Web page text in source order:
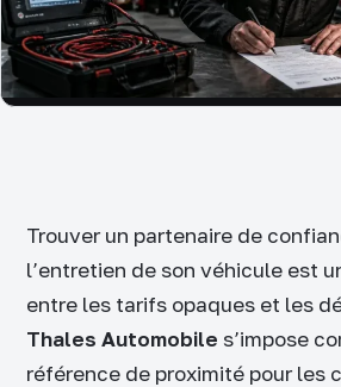
Trouver un partenaire de
l’entretien de son véhicule est
entre les tarifs opaques et les
Thales Automobile s’impose
référence de proximité pour les